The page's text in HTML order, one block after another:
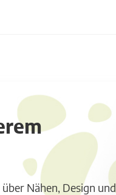
Nähen, Design und